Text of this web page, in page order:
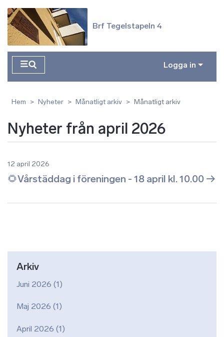
Brf Tegelstapeln 4
Logga in
Hem Nyheter Månatligt arkiv Månatligt arkiv
Nyheter från april 2026
12 april 2026
🌻Vårstäddag i föreningen - 18 april kl. 10.00
Arkiv
Juni 2026 (1)
Maj 2026 (1)
April 2026 (1)